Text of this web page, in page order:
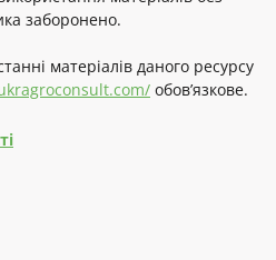
заборонено.
матеріалів даного ресурсу
обов’язкове.